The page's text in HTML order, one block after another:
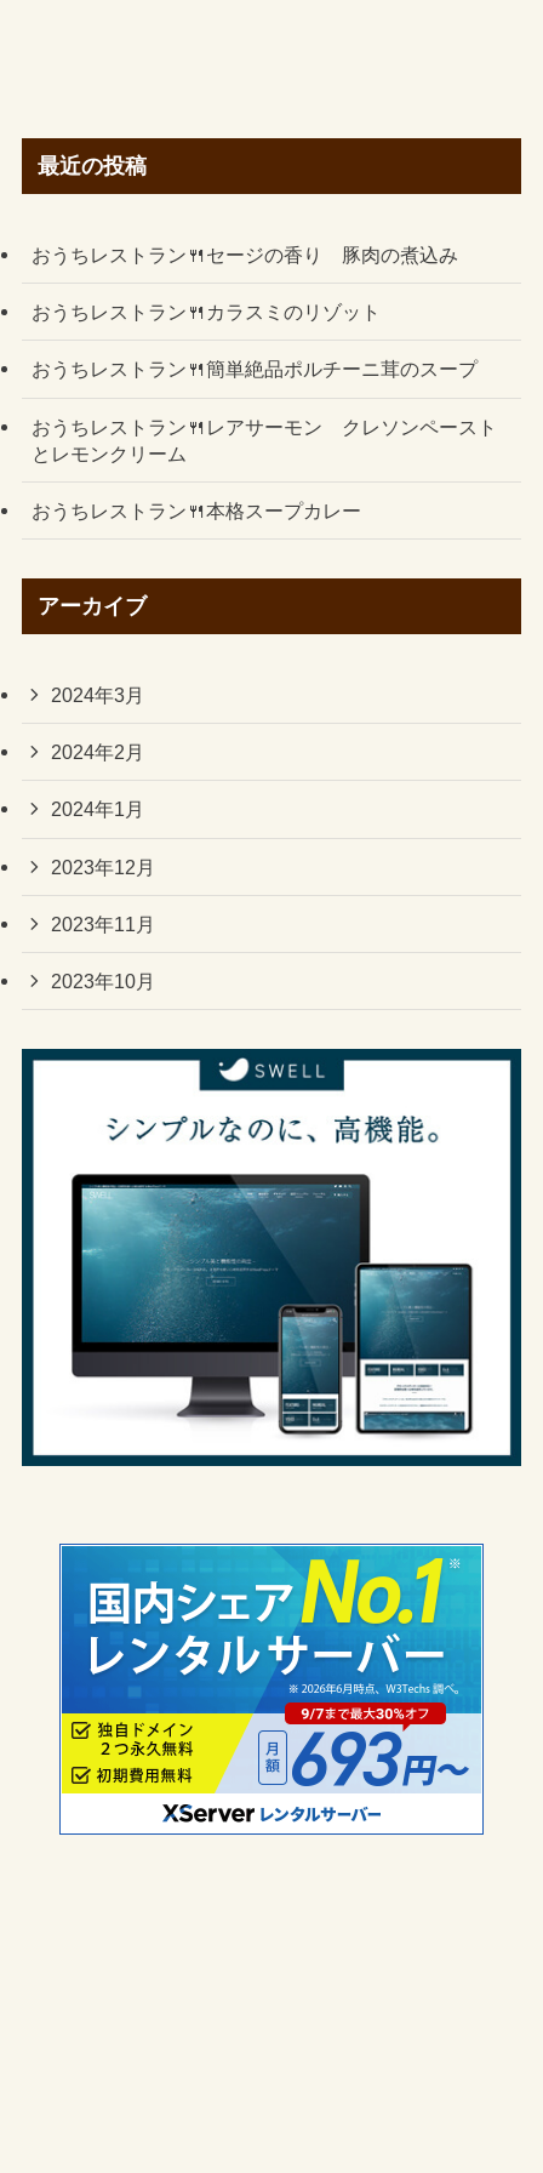
最近の投稿
おうちレストラン🍴セージの香り 豚肉の煮込み
おうちレストラン🍴カラスミのリゾット
おうちレストラン🍴簡単絶品ポルチーニ茸のスープ
おうちレストラン🍴レアサーモン クレソンペースト
とレモンクリーム
おうちレストラン🍴本格スープカレー
アーカイブ
2024年3月
2024年2月
2024年1月
2023年12月
2023年11月
2023年10月